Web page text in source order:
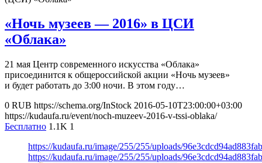
«Ночь музеев — 2016» в ЦСИ
«Облака»
21 мая Центр современного искусства «Облака»
присоединится к общероссийской акции «Ночь музеев»
и будет работать до 3:00 ночи. В этом году…
0 RUB https://schema.org/InStock 2016-05-10T23:00:00+03:00
https://kudaufa.ru/event/noch-muzeev-2016-v-tssi-oblaka/
Бесплатно 1.1K 1
https://kudaufa.ru/image/255/255/uploads/
https://kudaufa.ru/image/255/255/uploads/